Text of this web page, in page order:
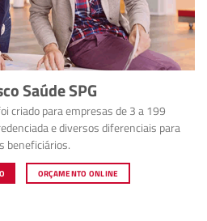
Saúde SPG
criado para empresas de 3 a 199
e diversos diferenciais para
beneficiários.
ORÇAMENTO ONLINE